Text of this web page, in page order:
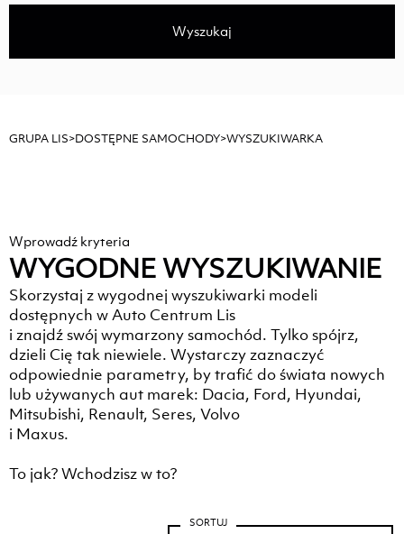
Wyszukaj
GRUPA LIS>DOSTĘPNE SAMOCHODY>WYSZUKIWARKA
Wprowadź kryteria
WYGODNE WYSZUKIWANIE
Skorzystaj z wygodnej wyszukiwarki modeli
dostępnych w Auto Centrum Lis
i znajdź swój wymarzony samochód. Tylko spójrz,
dzieli Cię tak niewiele. Wystarczy zaznaczyć
odpowiednie parametry, by trafić do świata nowych
lub używanych aut marek: Dacia, Ford, Hyundai,
Mitsubishi, Renault, Seres, Volvo
i Maxus.
To jak? Wchodzisz w to?
SORTUJ